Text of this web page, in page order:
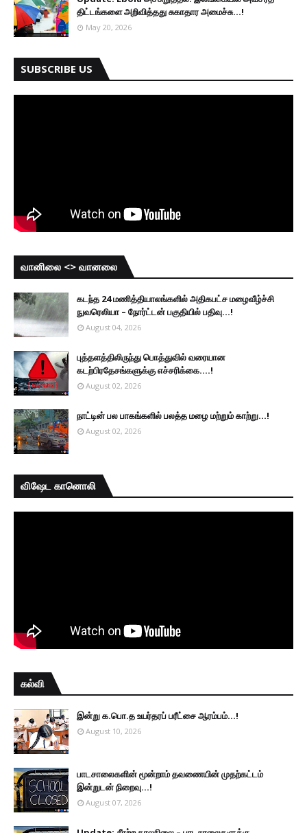
திட்டங்களை அறிவித்தது சுகாதார அமைச்சு...!
May 20, 2026
SUBSCRIBE US
வானிலை <> வானலை
கடந்த 24 மணித்தியாலங்களில் அதிகபட்ச மழைவீழ்ச்சி
நுவரெலியா – நோர்ட்டன் பகுதியில் பதிவு...!
August 04, 2026
புத்தளத்திலிருந்து பொத்துவில் வரையான
கடற்பிரதேசங்களுக்கு எச்சரிக்கை....!
August 02, 2026
நாட்டின் பல பாகங்களில் பலத்த மழை மற்றும் காற்று...!
August 02, 2026
விஷேட கானொலி
கல்வி
இன்று க.பொ.த உயர்தரப் பரீட்சை ஆரம்பம்...!
August 10, 2026
பாடசாலைகளின் மூன்றாம் தவணையின் முதற்கட்டம்
இன்றுடன் நிறைவு...!
August 07, 2026